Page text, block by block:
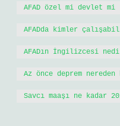
AFAD özel mi devlet mi
AFADda kimler
AFADın İngilizcesi
Az önce deprem
Savcı maaşı ne kadar